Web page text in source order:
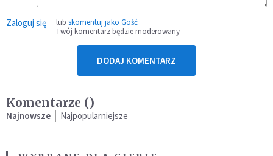
Zaloguj się lub skomentuj jako Gość
Twój komentarz będzie moderowany
DODAJ KOMENTARZ
Komentarze ()
Najnowsze Najpopularniejsze